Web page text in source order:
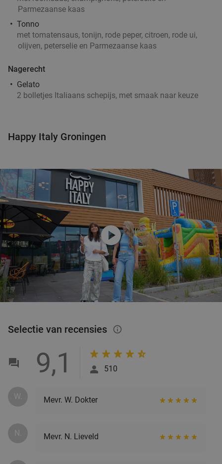
Parmezaanse kaas
Tonno
met tomatensaus, tonijn, rode peper, citroen, rode ui,
olijven, peterselie en Parmezaanse kaas
Nagerecht
Gelato
2 bolletjes Italiaans schepijs, met smaak naar keuze
Happy Italy Groningen
play_circle
Selectie van recensies info_outlined
9,1 510
W. Mevr. W. Dokter
N. Mevr. N. Lieveld